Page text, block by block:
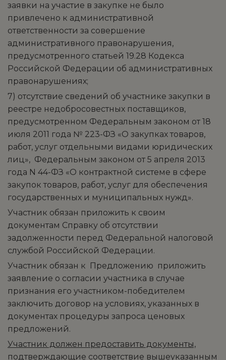
заявки на участие в закупке не было
привлечено к административной
ответственности за совершение
административного правонарушения,
предусмотренного статьей 19.28 Кодекса
Российской Федерации об административных
правонарушениях;
7) отсутствие сведений об участнике закупки в
реестре недобросовестных поставщиков,
предусмотренном Федеральным законом от 18
июля 2011 года № 223-ФЗ «О закупках товаров,
работ, услуг отдельными видами юридических
лиц», Федеральным законом от 5 апреля 2013
года N 44-ФЗ «О контрактной системе в сфере
закупок товаров, работ, услуг для обеспечения
государственных и муниципальных нужд».
Участник обязан приложить к своим
документам Справку об отсутствии
задолженности перед Федеральной налоговой
службой Российской Федерации.
Участник обязан к Предложению приложить
заявление о согласии участника в случае
признания его участником-победителем
заключить договор на условиях, указанных в
документах процедуры запроса ценовых
предложений.
Участник должен предоставить документы,
подтверждающие соответствие вышеуказанным